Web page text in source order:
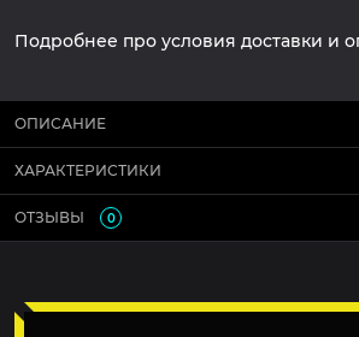
Подробнее про условия доставки и
ОПИСАНИЕ
ХАРАКТЕРИСТИКИ
ОТЗЫВЫ 0